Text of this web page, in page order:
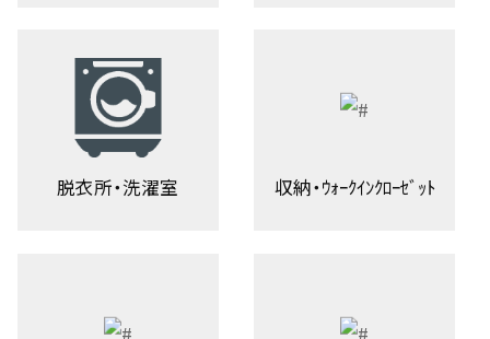
脱衣所・洗濯室 収納・ｳｫｰｸｲﾝｸﾛｰｾﾞｯﾄ